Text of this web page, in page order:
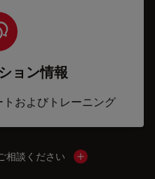
ョン情報
およびトレーニング
相談ください Show local